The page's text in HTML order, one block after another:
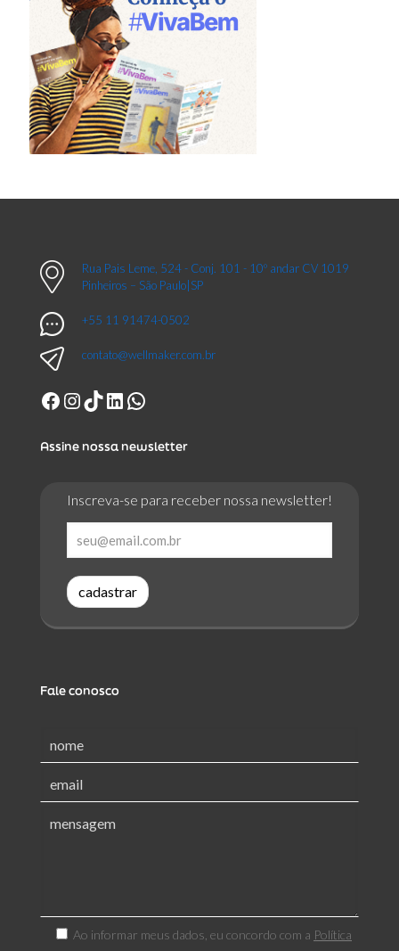
Rua Pais Leme, 524 - Conj. 101 - 10º andar CV 1019
Pinheiros – São Paulo|SP
+55 11 91474-0502
contato@wellmaker.com.br
Facebook
Instagram
TikTok
LinkedIn
WhatsApp
Assine nossa newsletter
Inscreva-se para receber nossa newsletter!
cadastrar
Fale conosco
Ao informar meus dados, eu concordo com a Política